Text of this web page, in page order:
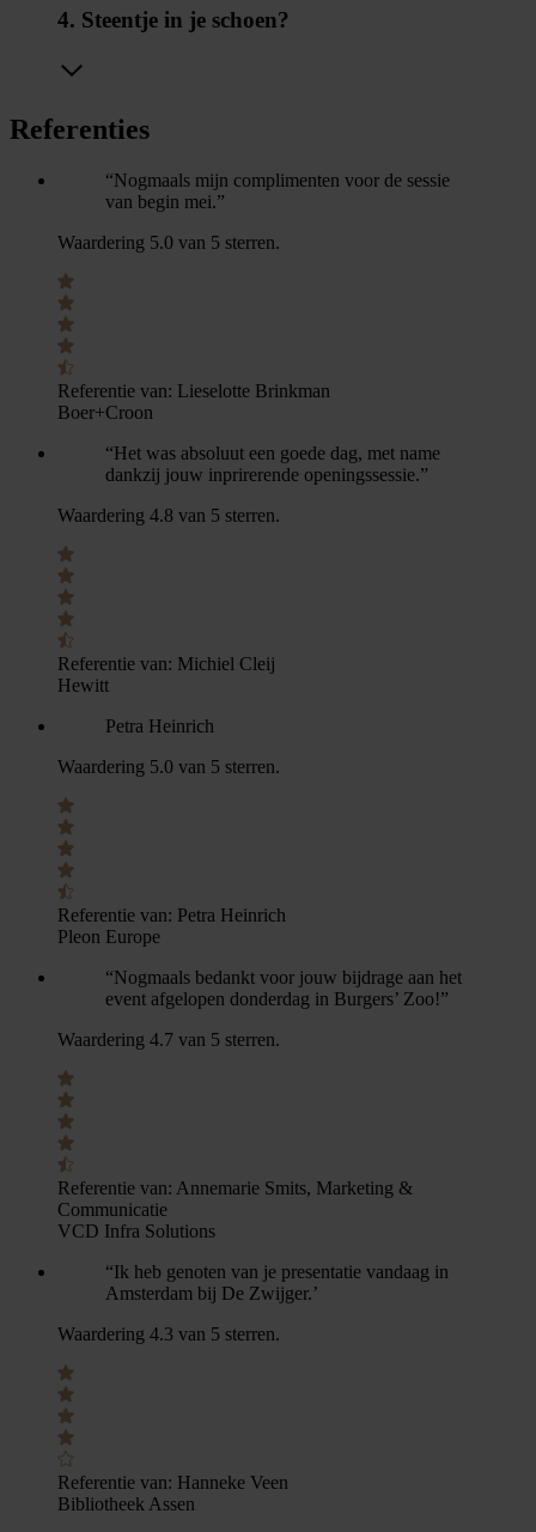
4. Steentje in je schoen?
Referenties
“Nogmaals mijn complimenten voor de sessie
van begin mei.”
Waardering 5.0 van 5 sterren.
Referentie van: Lieselotte Brinkman
Boer+Croon
“Het was absoluut een goede dag, met name
dankzij jouw inprirerende openingssessie.”
Waardering 4.8 van 5 sterren.
Referentie van: Michiel Cleij
Hewitt
Petra Heinrich
Waardering 5.0 van 5 sterren.
Referentie van: Petra Heinrich
Pleon Europe
“Nogmaals bedankt voor jouw bijdrage aan het
event afgelopen donderdag in Burgers’ Zoo!”
Waardering 4.7 van 5 sterren.
Referentie van: Annemarie Smits, Marketing &
Communicatie
VCD Infra Solutions
“Ik heb genoten van je presentatie vandaag in
Amsterdam bij De Zwijger.’
Waardering 4.3 van 5 sterren.
Referentie van: Hanneke Veen
Bibliotheek Assen